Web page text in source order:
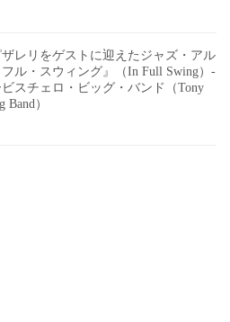
レリをゲストに迎えたジャズ・アル
ル・スウィング』（In Full Swing）-
ビスチェロ・ビッグ・バンド（Tony
Band）